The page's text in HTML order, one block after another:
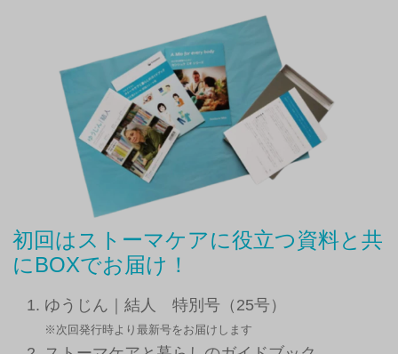
初回はストーマケアに役立つ資料と共
にBOXでお届け！
ゆうじん｜結人 特別号（25号）
※次回発行時より最新号をお届けします